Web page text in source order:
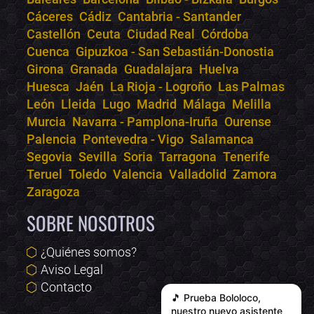
Cáceres Cádiz Cantabria - Santander
Castellón Ceuta Ciudad Real Córdoba
Cuenca Gipuzkoa - San Sebastián-Donostia
Girona Granada Guadalajara Huelva
Huesca Jaén La Rioja - Logroño Las Palmas
León Lleida Lugo Madrid Málaga Melilla
Murcia Navarra - Pamplona-Iruña Ourense
Palencia Pontevedra - Vigo Salamanca
Segovia Sevilla Soria Tarragona Tenerife
Teruel
Toledo Valencia Valladolid Zamora
Zaragoza
SOBRE NOSOTROS
¿Quiénes somos?
Aviso Legal
Contacto
🎵 Prueba Bololoco,
nuestro nuevo asistente
Online · Te ayudo a encontrar conciertos